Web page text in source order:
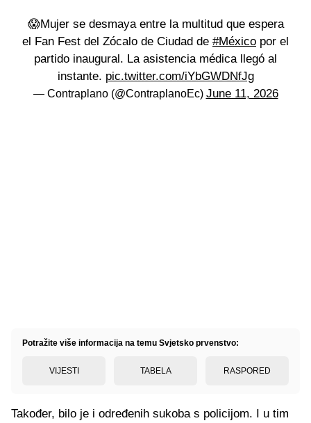
😱Mujer se desmaya entre la multitud que espera
el Fan Fest del Zócalo de Ciudad de #México por el
partido inaugural. La asistencia médica llegó al
instante. pic.twitter.com/iYbGWDNfJg
— Contraplano (@ContraplanoEc) June 11, 2026
Potražite više informacija na temu Svjetsko prvenstvo:
VIJESTI TABELA RASPORED
Također, bilo je i određenih sukoba s policijom. I u tim